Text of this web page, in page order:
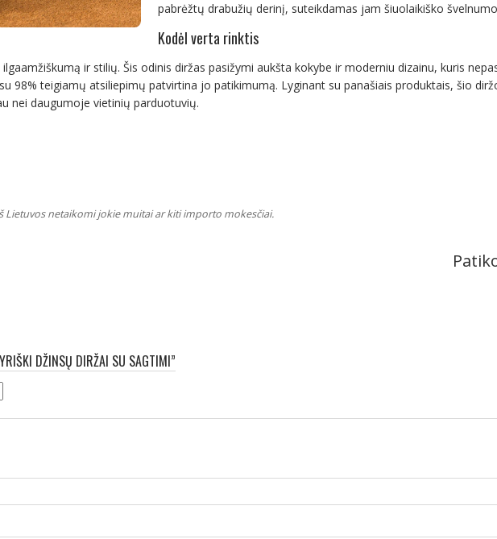
pabrėžtų drabužių derinį, suteikdamas jam šiuolaikiško
Kodėl verta rinktis
ir stilių. Šis odinis diržas pasižymi aukšta kokybe ir moderniu dizainu, kuris
98% teigiamų atsiliepimų patvirtina jo patikimumą. Lyginant su panašiais produktais, šio
nei daugumoje vietinių parduotuvių.
netaikomi jokie muitai ar kiti importo mokesčiai.
DŽINSŲ DIRŽAI SU SAGTIMI”